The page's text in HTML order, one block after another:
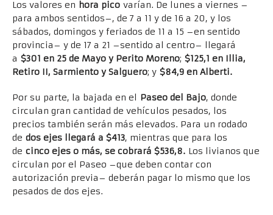
Los valores en hora pico varían. De lunes a viernes –
para ambos sentidos–, de 7 a 11 y de 16 a 20, y los
sábados, domingos y feriados de 11 a 15 –en sentido
provincia– y de 17 a 21 –sentido al centro– llegará
a $301 en 25 de Mayo y Perito Moreno; $125,1 en Illia,
Retiro II, Sarmiento y Salguero; y $84,9 en Alberti.
Por su parte, la bajada en el Paseo del Bajo, donde
circulan gran cantidad de vehículos pesados, los
precios también serán más elevados. Para un rodado
de dos ejes llegará a $413, mientras que para los
de cinco ejes o más, se cobrará $536,8. Los livianos que
circulan por el Paseo –que deben contar con
autorización previa– deberán pagar lo mismo que los
pesados de dos ejes.